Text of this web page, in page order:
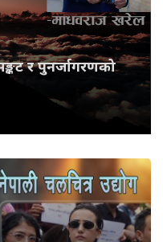
र पुनर्जागरणको